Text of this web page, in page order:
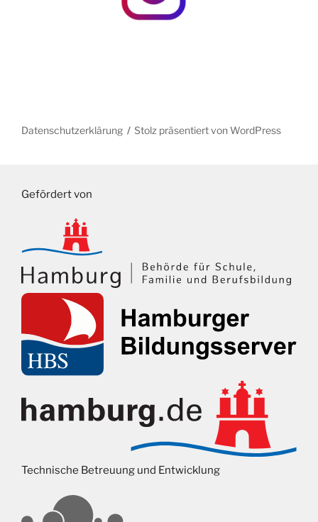
Datenschutzerklärung Stolz präsentiert von WordPress
Gefördert von
Technische Betreuung und Entwicklung